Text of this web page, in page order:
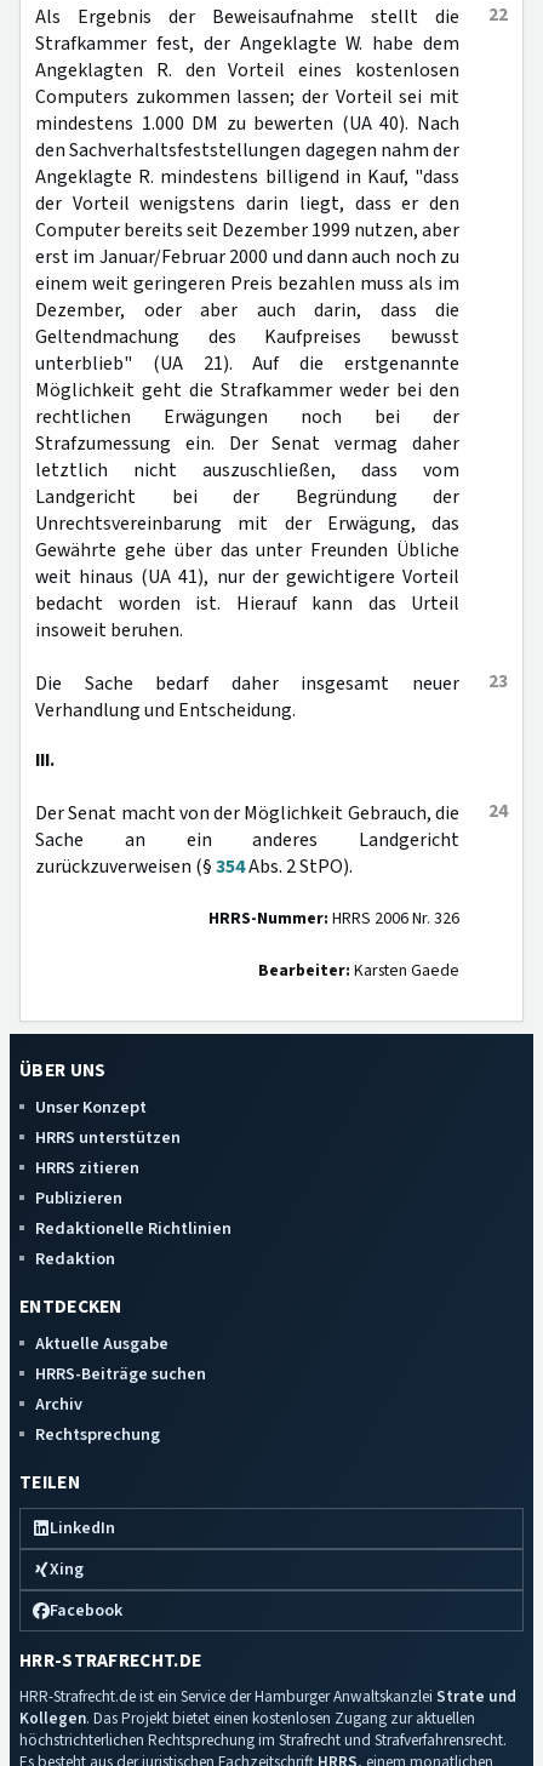
22
Als Ergebnis der Beweisaufnahme stellt die
Strafkammer fest, der Angeklagte W. habe dem
Angeklagten R. den Vorteil eines kostenlosen
Computers zukommen lassen; der Vorteil sei mit
mindestens 1.000 DM zu bewerten (UA 40). Nach
den Sachverhaltsfeststellungen dagegen nahm der
Angeklagte R. mindestens billigend in Kauf, "dass
der Vorteil wenigstens darin liegt, dass er den
Computer bereits seit Dezember 1999 nutzen, aber
erst im Januar/Februar 2000 und dann auch noch zu
einem weit geringeren Preis bezahlen muss als im
Dezember, oder aber auch darin, dass die
Geltendmachung des Kaufpreises bewusst
unterblieb" (UA 21). Auf die erstgenannte
Möglichkeit geht die Strafkammer weder bei den
rechtlichen Erwägungen noch bei der
Strafzumessung ein. Der Senat vermag daher
letztlich nicht auszuschließen, dass vom
Landgericht bei der Begründung der
Unrechtsvereinbarung mit der Erwägung, das
Gewährte gehe über das unter Freunden Übliche
weit hinaus (UA 41), nur der gewichtigere Vorteil
bedacht worden ist. Hierauf kann das Urteil
insoweit beruhen.
23
Die Sache bedarf daher insgesamt neuer
Verhandlung und Entscheidung.
III.
24
Der Senat macht von der Möglichkeit Gebrauch, die
Sache an ein anderes Landgericht
zurückzuverweisen (§354Abs. 2 StPO).
HRRS-Nummer: HRRS 2006 Nr. 326
Bearbeiter: Karsten Gaede
ÜBER UNS
Unser Konzept
HRRS unterstützen
HRRS zitieren
Publizieren
Redaktionelle Richtlinien
Redaktion
ENTDECKEN
Aktuelle Ausgabe
HRRS-Beiträge suchen
Archiv
Rechtsprechung
TEILEN
LinkedIn
Xing
Facebook
HRR-STRAFRECHT.DE
HRR-Strafrecht.de ist ein Service der Hamburger Anwaltskanzlei Strate und
Kollegen. Das Projekt bietet einen kostenlosen Zugang zur aktuellen
höchstrichterlichen Rechtsprechung im Strafrecht und Strafverfahrensrecht.